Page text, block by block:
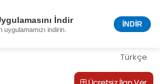
İndir
indirin.
İNDİR
Türkçe